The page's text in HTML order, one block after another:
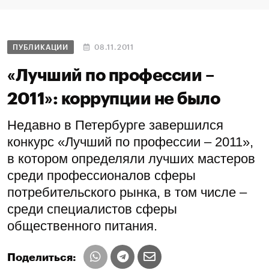
ПУБЛИКАЦИИ 08.11.2011
«Лучший по профессии –
2011»: коррупции не было
Недавно в Петербурге завершился
конкурс «Лучший по профессии – 2011»,
в котором определяли лучших мастеров
среди профессионалов сферы
потребительского рынка, в том числе –
среди специалистов сферы
общественного питания.
Поделиться: